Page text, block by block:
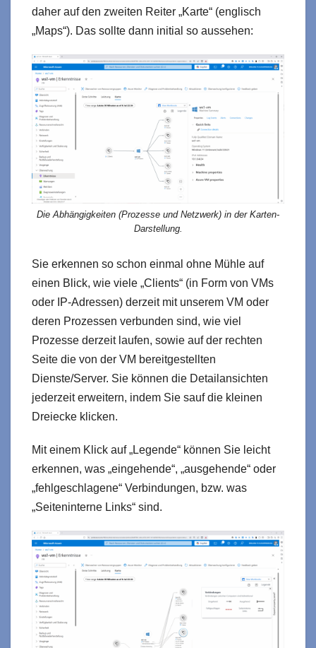
daher auf den zweiten Reiter „Karte“ (englisch
„Maps“). Das sollte dann initial so aussehen:
Die Abhängigkeiten (Prozesse und Netzwerk) in der Karten-
Darstellung.
Sie erkennen so schon einmal ohne Mühle auf
einen Blick, wie viele „Clients“ (in Form von VMs
oder IP-Adressen) derzeit mit unserem VM oder
deren Prozessen verbunden sind, wie viel
Prozesse derzeit laufen, sowie auf der rechten
Seite die von der VM bereitgestellten
Dienste/Server. Sie können die Detailansichten
jederzeit erweitern, indem Sie sauf die kleinen
Dreiecke klicken.
Mit einem Klick auf „Legende“ können Sie leicht
erkennen, was „eingehende“, „ausgehende“ oder
„fehlgeschlagene“ Verbindungen, bzw. was
„Seiteninterne Links“ sind.